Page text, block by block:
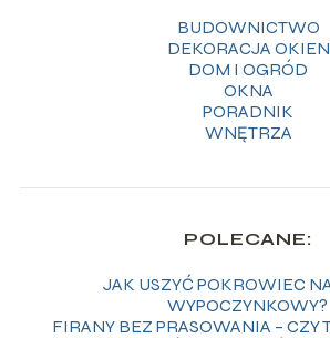
BUDOWNICTWO
DEKORACJA OKIEN
DOM I OGRÓD
OKNA
PORADNIK
WNĘTRZA
POLECANE:
JAK USZYĆ POKROWIEC
WYPOCZYNKOWY?
FIRANY BEZ PRASOWANIA – CZY